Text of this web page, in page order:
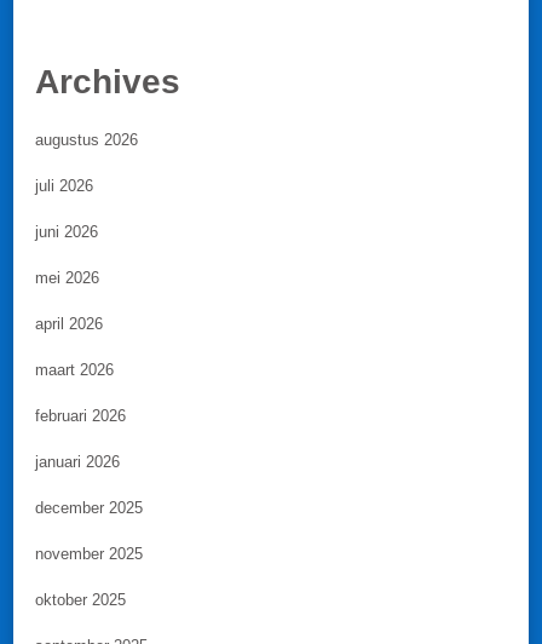
Archives
augustus 2026
juli 2026
juni 2026
mei 2026
april 2026
maart 2026
februari 2026
januari 2026
december 2025
november 2025
oktober 2025